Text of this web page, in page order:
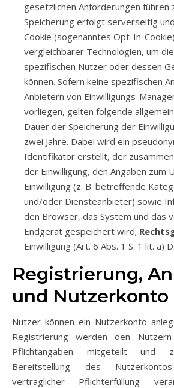
gesetzlichen Anforderungen führen
Speicherung erfolgt serverseitig
Cookie (sogenanntes Opt-In-
vergleichbarer Technologien, um
spezifischen Nutzer oder dessen
können. Sofern keine spezifischen
Anbietern von Einwilligungs-
vorliegen, gelten folgende
Dauer der Speicherung der
zwei Jahre. Dabei wird ein
Identifikator erstellt, der
der Einwilligung, den Angaben zum
Einwilligung (z. B. betreffende
und/oder Diensteanbieter) sowie
den Browser, das System und das
Endgerät gespeichert wird;
Einwilligung (Art. 6 Abs. 1 S. 1 lit. a)
Registrierung,
und Nutzerkonto
Nutzer können ein Nutzerkonto
Registrierung werden den
Pflichtangaben mitgeteilt und
Bereitstellung des
vertraglicher Pflichterfüllung